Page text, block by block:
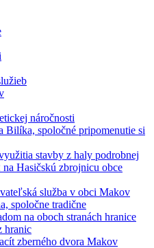
náročnosti
Bilíka, spoločné pripomenutie si
stavby z haly podrobnej
Hasičskú zbrojnicu obce
služba v obci Makov
spoločne tradične
na oboch stranách hranice
hranic
zberného dvora Makov